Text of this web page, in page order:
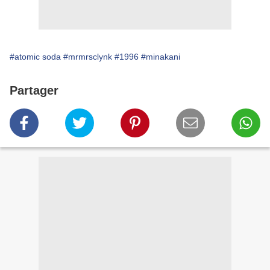
#atomic soda #mrmrsclynk #1996 #minakani
Partager